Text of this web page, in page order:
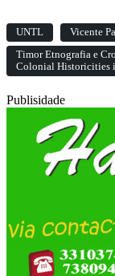
UNTL Vicente
Timor Etnografia e
Colonial Historicities
Publisidade